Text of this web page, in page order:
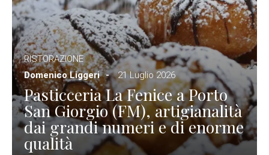
RISTORAZIONE
Domenico Liggeri
21 Luglio 2026
Pasticceria La Fenice a Porto
San Giorgio (FM), artigianalità
dai grandi numeri e di enorme
qualità